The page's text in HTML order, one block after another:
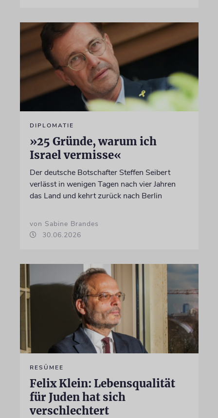
DIPLOMATIE
»25 Gründe, warum ich
Israel vermisse«
Der deutsche Botschafter Steffen Seibert
verlässt in wenigen Tagen nach vier Jahren
das Land und kehrt zurück nach Berlin
von Sabine Brandes
30.06.2026
RESÜMEE
Felix Klein: Lebensqualität
für Juden hat sich
verschlechtert